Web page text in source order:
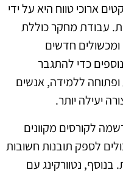
ארוכי טווח היא על ידי
עבודת מחקר כוללת
חדשים
כדי להתגבר
ללמידה, אנשים
יעילה יותר.
לקורסים מקוונים
לספק תובנות חשובות
בנוסף, נטוורקינג עם